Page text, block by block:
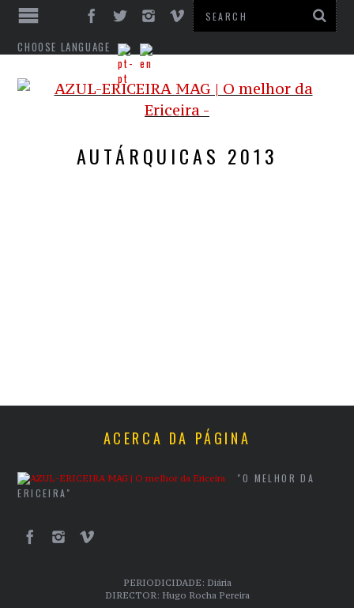
CHOOSE LANGUAGE
AUTÁRQUICAS 2013
ACERCA DA PÁGINA
"O MELHOR DA
ERICEIRA"
PERIODICIDADE: Diária
DIRECTOR: Hugo Rocha Pereira